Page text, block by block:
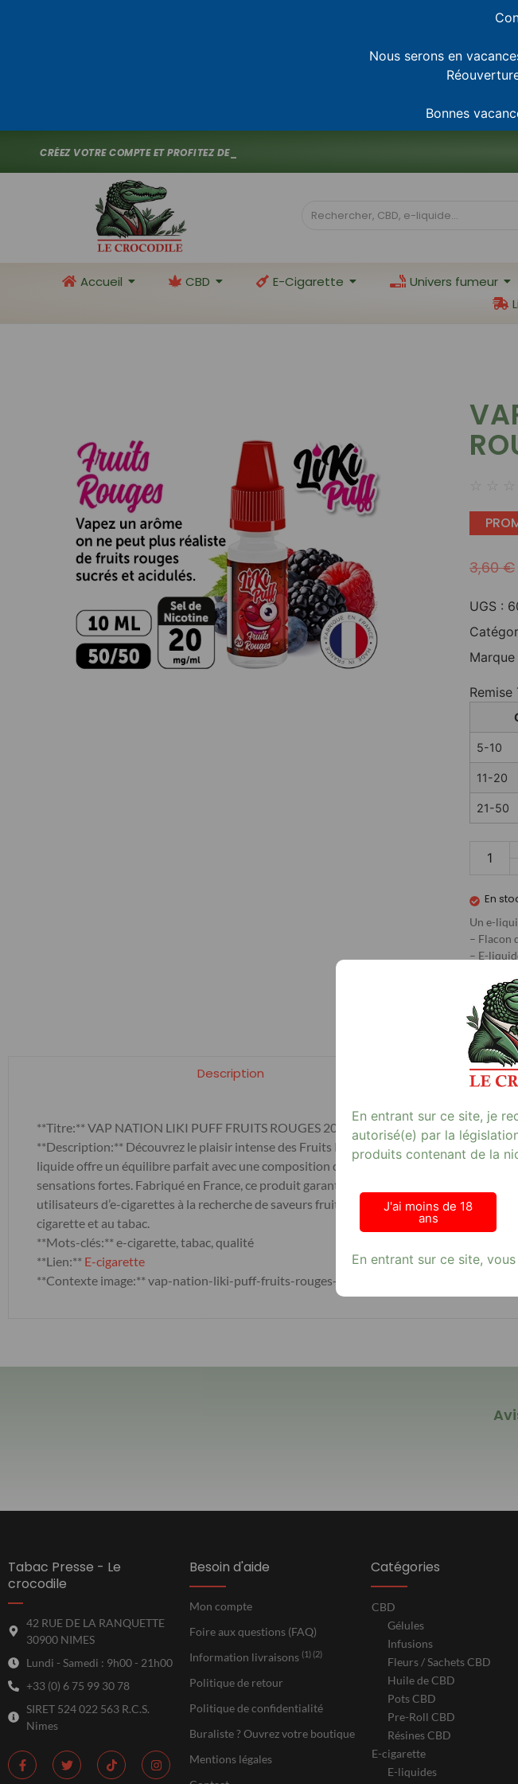
Nous serons en
Bonnes
CRÉEZ VOTRE COMPTE ET PROFITEZ DE
Accueil CBD E-Cigarette Univers fumeur
☆ ☆ ☆
3,60€
UGS :
Marque
Remise
5-10
11-20
21-50
En
Un e-
– Flacon
– E-
Description
**Titre:** VAP NATION LIKI PUFF FRUITS ROUGES 20 MG ML
**Description:** Découvrez le plaisir intense des Fruits Rouges avec le e-liquide VAP
liquide offre un équilibre parfait avec une composition de 50% PG et 50% VG. Avec
sensations fortes. Fabriqué en France, ce produit garantit une qualité supérieure et une
utilisateurs d’e-cigarettes à la recherche de saveurs fruitées et puissantes. Explorez
cigarette et au tabac.
**Mots-clés:** e-cigarette, tabac, qualité
**Lien:** E-cigarette
**Contexte image:** vap-nation-liki-puff-fruits-rouges-20-mg-ml.jpg
Tabac Presse - Le
crocodile
42 RUE DE LA RANQUETTE
30900 NIMES
Lundi - Samedi : 9h00 - 21h00
+33 (0) 6 75 99 30 78
SIRET 524 022 563 R.C.S.
Nimes
Besoin d'aide
Mon compte
Foire aux questions (FAQ)
Information livraisons (1) (2)
Politique de retour
Politique de confidentialité
Buraliste ? Ouvrez votre boutique
Mentions légales
Catégories
CBD
Gélules
Infusions
Fleurs / Sachets CBD
Huile de CBD
Pots CBD
Pre-Roll CBD
Résines CBD
E-cigarette
E-liquides
En entrant sur ce site, je
autorisé(e) par la
produits contenant de la
J'ai moins de 18
ans
En entrant sur ce site,